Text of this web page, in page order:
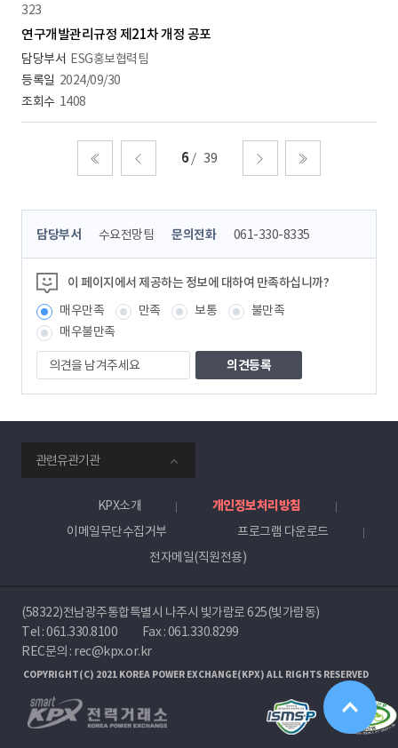
323
연구개발관리규정 제21차 개정 공포
ESG홍보협력팀
2024/09/30
1408
6 39
콘
츠
정
보
책
임
자
담당부서 수요전망팀 문의전화 061-330-8335
이 페이지에서 제공하는 정보에 대하여 만족하십니까?
매우만족
만족 보통
불만족
매우불만족
의
견
을
겨
주
세
요
관련유관기관
KPX소개
개인정보처리방침
이메일무단수집거부
프로그램 다운로드
전자메일(직원전용)
(58322)전남광주통합특별시 나주시 빛가람로 625(빛가람동)
Tel :061.330.8100
Fax : 061.330.8299
REC문의 : rec@kpx.or.kr
COPYRIGHT(C) 2021 KOREA POWER EXCHANGE(KPX) ALL RIGHTS RESERVED